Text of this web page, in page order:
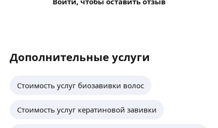
Дополнительные услуги
Стоимость услуг биозавивки волос
Стоимость услуг кератиновой завивки